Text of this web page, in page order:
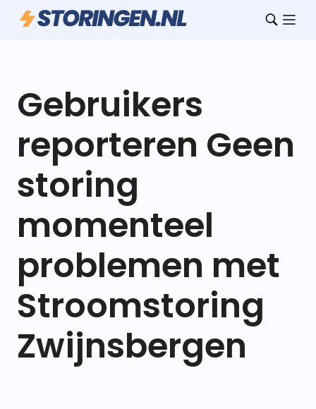
Gebruikers
reporteren Geen
storing
momenteel
problemen met
Stroomstoring
Zwijnsbergen